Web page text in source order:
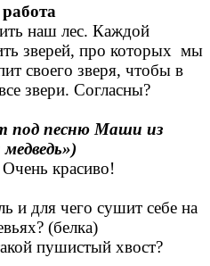
наш лес. Каждой
зверей, про которых мы
своего зверя, чтобы в
звери. Согласны?
под песню Маши из
красиво!
и для чего сушит себе на
(белка)
пушистый хвост?